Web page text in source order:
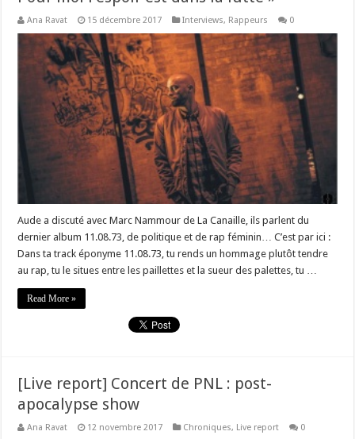
Ana Ravat 15 décembre 2017 Interviews, Rappeurs 0
Aude a discuté avec Marc Nammour de La Canaille, ils parlent du
dernier album 11.08.73, de politique et de rap féminin… C’est par ici :
Dans ta track éponyme 11.08.73, tu rends un hommage plutôt tendre
au rap, tu le situes entre les paillettes et la sueur des palettes, tu …
Read More »
[Live report] Concert de PNL : post-
apocalypse show
Ana Ravat 12 novembre 2017 Chroniques, Live report 0